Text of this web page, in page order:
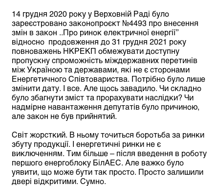
14 грудня 2020 року у Верховній Раді було
зареєстровано законопроєкт №4493 про внесення
змін в закон ..Про ринок електричної енергії’’
відносно продовження до 31 грудня 2021 року
повноважень НКРЕКП обмежувати доступну
пропускну спроможність міждержавних перетинів
між Україною та державами, які не є сторонами
Енергетичного Співтовариства. Потрібно було лише
змінити дату. І все. Але щось завадило. Чи складно
було збагнути зміст та прорахувати наслідки? Чи
надмірне навантаження депутатів було причиною,
але закон не був прийнятий.
Світ жорсткий. В ньому точиться боротьба за ринки
збуту продукції. І енергетичні ринки не є
виключенням. Тим більше – після введення в роботу
першого енергоблоку БілАЕС. Але важко було
уявити, що може бути так просто. Просто залишили
двері відкритими. Сумно.